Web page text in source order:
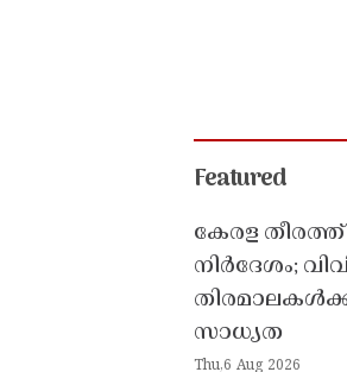
Featured
കേരള
നിർദേശം;
സാധ്യത
Thu,6 Aug 2026